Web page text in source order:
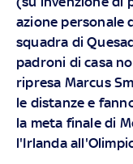
azione personale
squadra di
padroni di casa
ripresa Marcus
le distanze e
la meta finale di
l'Irlanda